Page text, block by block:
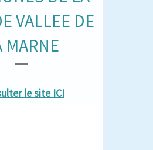
VALLEE DE
MARNE
le site ICI